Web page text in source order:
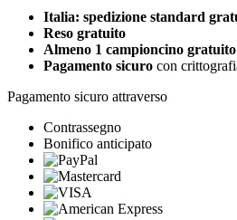
Italia: spedizione standard
Reso gratuito
Almeno 1 campioncino gratuito
Pagamento sicuro con
Pagamento sicuro attraverso
Contrassegno
Bonifico anticipato